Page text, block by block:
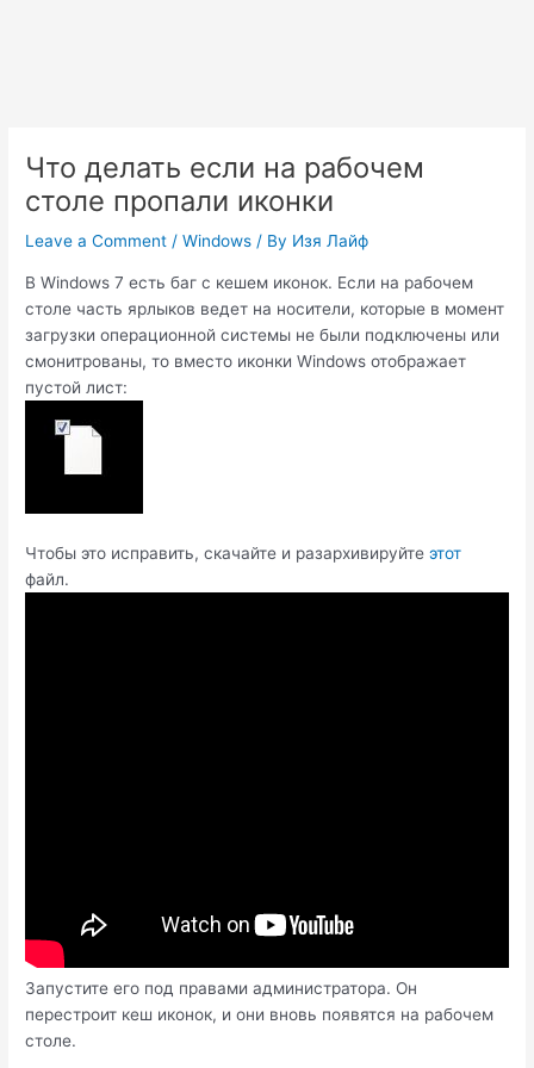
Что делать если на рабочем
столе пропали иконки
Leave a Comment /Windows / By Изя Лайф
В Windows 7 есть баг с кешем иконок. Если на рабочем
столе часть ярлыков ведет на носители, которые в момент
загрузки операционной системы не были подключены или
смонитрованы, то вместо иконки Windows отображает
пустой лист:
Чтобы это исправить, скачайте и разархивируйтеэтот
файл.
Запустите его под правами администратора. Он
перестроит кеш иконок, и они вновь появятся на рабочем
столе.